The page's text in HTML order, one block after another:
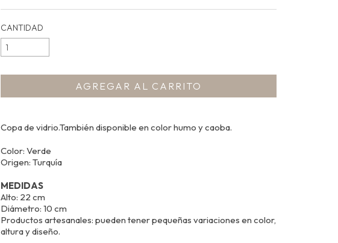
CANTIDAD
Copa de vidrio.También disponible en color humo y caoba.
Color: Verde
Origen: Turquía
MEDIDAS
Alto: 22 cm
Diámetro: 10 cm
Productos artesanales: pueden tener pequeñas variaciones en color,
altura y diseño.